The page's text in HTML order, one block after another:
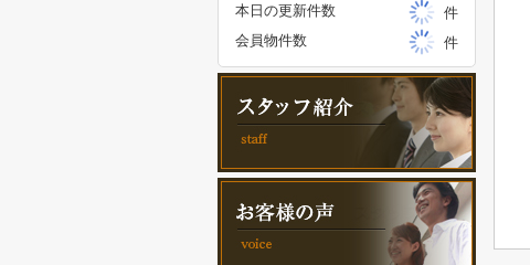
本日の更新件数
件
会員物件数
件